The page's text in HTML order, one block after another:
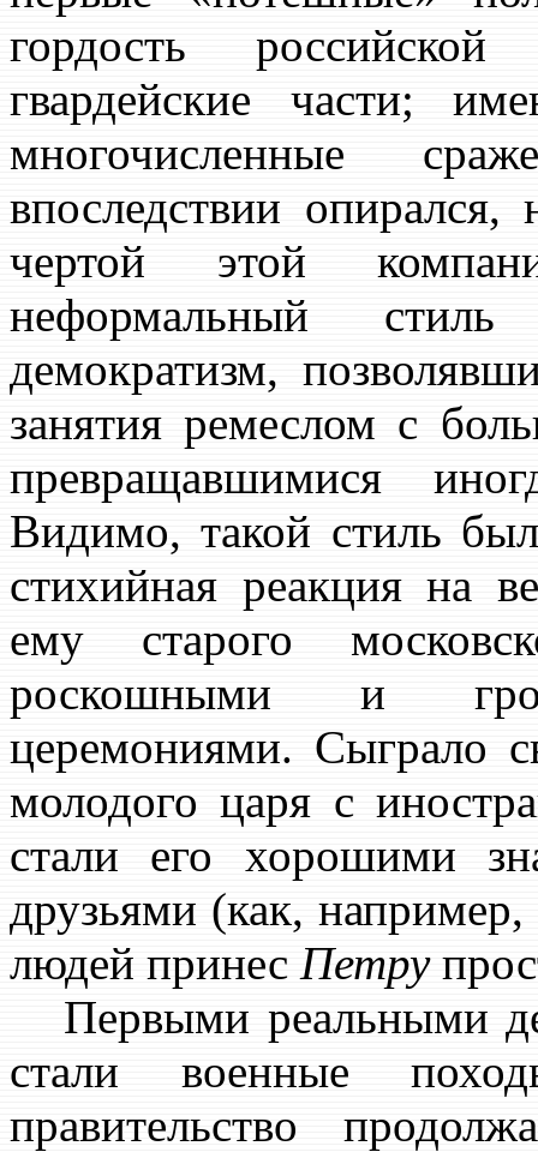
гордость
гвардейские части;
многочисленные
впоследствии опирался,
чертой этой
неформальный
демократизм,
занятия ремеслом с
превращавшимися
Видимо, такой стиль
стихийная реакция на
ему старого
роскошными и
церемониями. Сыграло
молодого царя с
стали его хорошими
друзьями (как, например,
людей принес Петру
Первыми реальными
стали военные
правительство